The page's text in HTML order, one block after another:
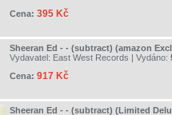
Cena: 395 Kč
Sheeran Ed - - (subtract) (amazon
Vydavatel: East West Records | Vydáno:
Cena: 917 Kč
Sheeran Ed - - (subtract) (Limited